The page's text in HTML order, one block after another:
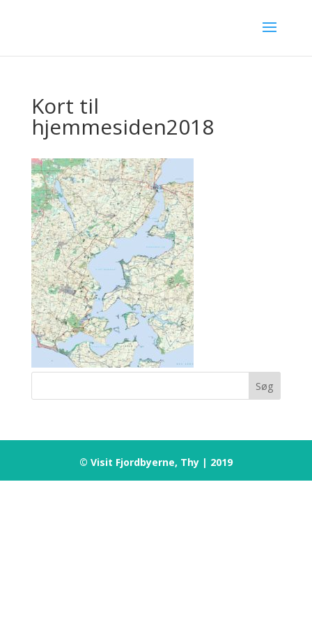
Kort til
hjemmesiden2018
© Visit Fjordbyerne, Thy | 2019